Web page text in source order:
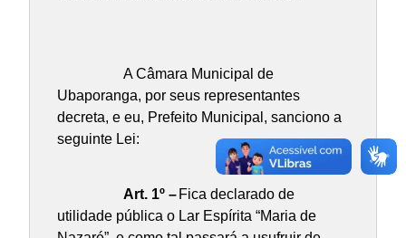
A Câmara Municipal de
Ubaporanga, por seus representantes
decreta, e eu, Prefeito Municipal, sanciono a
seguinte Lei:
Art. 1º –Fica declarado de
utilidade pública o Lar Espírita “Maria de